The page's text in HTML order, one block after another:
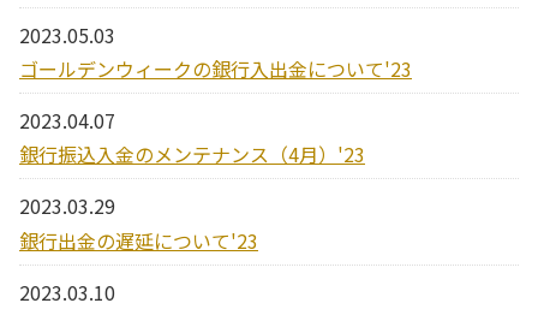
2023.05.03
ゴールデンウィークの銀行入出金について'23
2023.04.07
銀行振込入金のメンテナンス（4月）'23
2023.03.29
銀行出金の遅延について'23
2023.03.10